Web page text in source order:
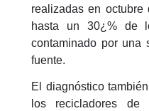
realizadas en
hasta un 30¿% de
contaminado por una
fuente.
El diagnóstico
los recicladores